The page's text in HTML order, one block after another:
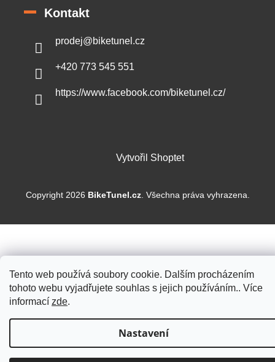
Tento web používá soubory cookie. Dalším procházením
tohoto webu vyjadřujete souhlas s jejich používáním.. Více
informací zde.
Nastavení
Kontakt
prodej@biketunel.cz
+420 773 545 551
https://www.facebook.com/biketunel.cz/
Vytvořil Shoptet
Copyright 2026 BikeTunel.cz. Všechna práva vyhrazena.